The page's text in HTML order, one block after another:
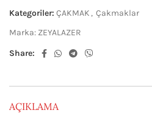
Kategoriler: ÇAKMAK , Çakmaklar
Marka: ZEYALAZER
Share:
AÇIKLAMA